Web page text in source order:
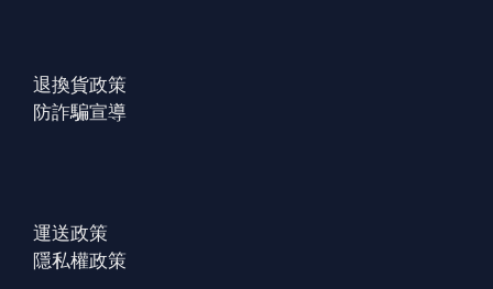
退換貨政策
防詐騙宣導
運送政策
隱私權政策